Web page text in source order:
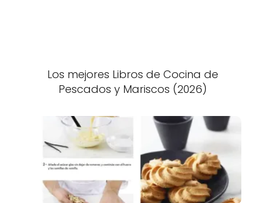
Los mejores Libros de Cocina de
Pescados y Mariscos (2026)